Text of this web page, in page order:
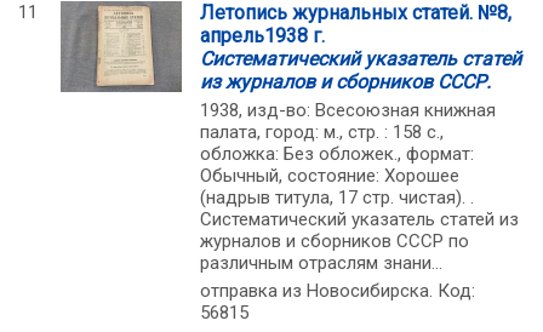
11
Летопись журнальных статей. №8,
апрель1938 г.
Систематический указатель статей
из журналов и сборников СССР.
1938, изд-во: Всесоюзная книжная
палата, город: м., стр. : 158 с.,
обложка: Без обложек., формат:
Обычный, состояние: Хорошее
(надрыв титула, 17 стр. чистая). .
Систематический указатель статей из
журналов и сборников СССР по
различным отраслям знани...
отправка из Новосибирска. Код:
56815